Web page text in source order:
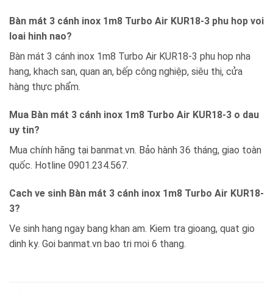
Bàn mát 3 cánh inox 1m8 Turbo Air KUR18-3 phu hop voi
loai hinh nao?
Bàn mát 3 cánh inox 1m8 Turbo Air KUR18-3 phu hop nha
hang, khach san, quan an, bếp công nghiệp, siêu thị, cửa
hàng thực phẩm.
Mua Bàn mát 3 cánh inox 1m8 Turbo Air KUR18-3 o dau
uy tin?
Mua chính hãng tại banmat.vn. Bảo hành 36 tháng, giao toàn
quốc. Hotline 0901.234.567.
Cach ve sinh Bàn mát 3 cánh inox 1m8 Turbo Air KUR18-
3?
Ve sinh hang ngay bang khan am. Kiem tra gioang, quat gio
dinh ky. Goi banmat.vn bao tri moi 6 thang.